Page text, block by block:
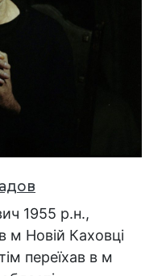
1955 р.н.,
м Новій Каховці
переїхав в м